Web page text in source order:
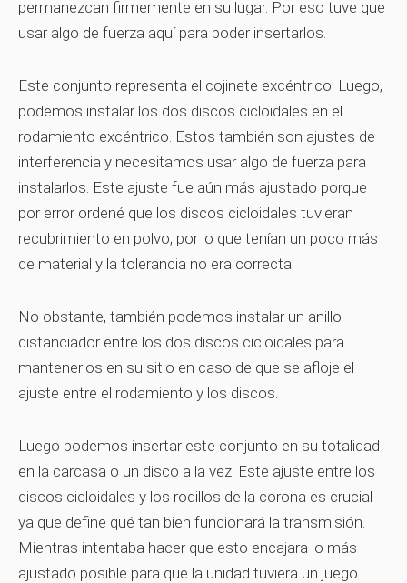
permanezcan firmemente en su lugar. Por eso tuve que
usar algo de fuerza aquí para poder insertarlos.
Este conjunto representa el cojinete excéntrico. Luego,
podemos instalar los dos discos cicloidales en el
rodamiento excéntrico. Estos también son ajustes de
interferencia y necesitamos usar algo de fuerza para
instalarlos. Este ajuste fue aún más ajustado porque
por error ordené que los discos cicloidales tuvieran
recubrimiento en polvo, por lo que tenían un poco más
de material y la tolerancia no era correcta.
No obstante, también podemos instalar un anillo
distanciador entre los dos discos cicloidales para
mantenerlos en su sitio en caso de que se afloje el
ajuste entre el rodamiento y los discos.
Luego podemos insertar este conjunto en su totalidad
en la carcasa o un disco a la vez. Este ajuste entre los
discos cicloidales y los rodillos de la corona es crucial
ya que define qué tan bien funcionará la transmisión.
Mientras intentaba hacer que esto encajara lo más
ajustado posible para que la unidad tuviera un juego